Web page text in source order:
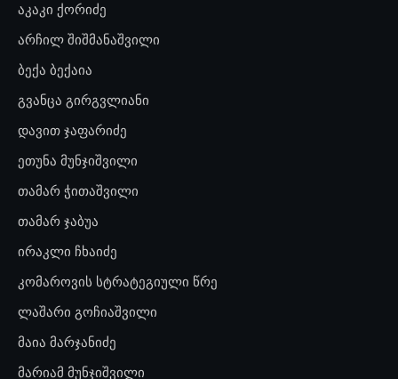
აკაკი ქორიძე
არჩილ შიშმანაშვილი
ბექა ბექაია
გვანცა გირგვლიანი
დავით ჯაფარიძე
ეთუნა მუნჯიშვილი
თამარ ჭითაშვილი
თამარ ჯაბუა
ირაკლი ჩხაიძე
კომაროვის სტრატეგიული წრე
ლაშარი გოჩიაშვილი
მაია მარჯანიძე
მარიამ მუნჯიშვილი